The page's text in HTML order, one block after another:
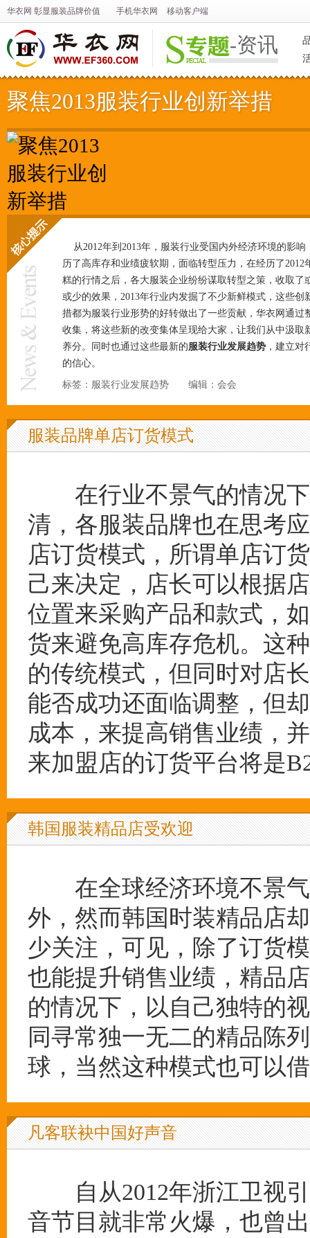
华衣网 彰显服装品牌价值 手机华衣网 移动客户端
-资讯
聚焦2013服装行业创新举措
核心提示
从2012年到2013年， 服装行业受国内外经济环境的影响
历了高库存和业绩疲软期，面临转型压力，在经历了2012
糕的行情之后，各大服装企业纷纷谋取转型之策，收取了
或少的效果，2013年行业内发掘了不少新鲜模式，这些创
措都为服装行业形势的好转做出了一些贡献，华衣网通过
收集，将这些新的改变集体呈现给大家，让我们从中汲取
养分。同时也通过这些最新的服装行业发展趋势 ，建立对
的信心。
标签：服装行业发展趋势 编辑：会会
服装品牌单店订货模式
在行业不景气的情况下
清，各服装品牌也在思考
店订货模式，所谓单店订
己来决定，店长可以根据
位置来采购产品和款式，
货来避免高库存危机。这
的传统模式，但同时对店
能否成功还面临调整，但
成本，来提高销售业绩，
来加盟店的订货平台将是
韩国服装精品店受欢迎
在全球经济环境不景气
外，然而韩国时装精品店
少关注，可见，除了订货
也能提升销售业绩，精品
的情况下，以自己独特的
同寻常独一无二的精品陈
球，当然这种模式也可以
凡客联袂中国好声音
自从2012年浙江卫视引
音节目就非常火爆，也曾